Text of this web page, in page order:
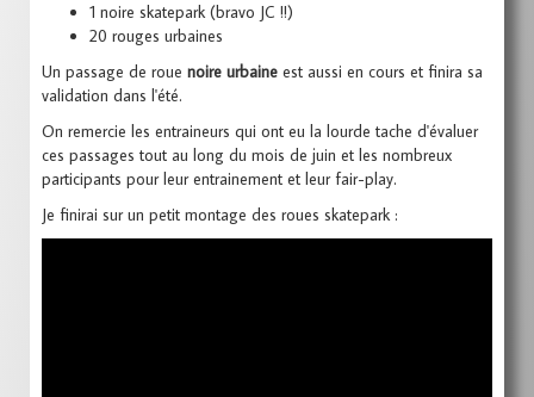
1 noire skatepark (bravo JC !!)
20 rouges urbaines
Un passage de roue noire urbaine est aussi en cours et finira sa
validation dans l'été.
On remercie les entraineurs qui ont eu la lourde tache d'évaluer
ces passages tout au long du mois de juin et les nombreux
participants pour leur entrainement et leur fair-play.
Je finirai sur un petit montage des roues skatepark :